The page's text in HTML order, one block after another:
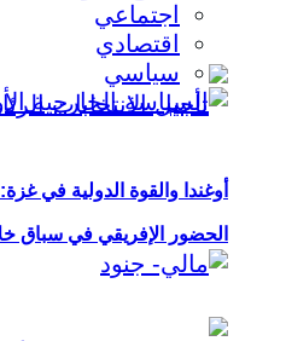
الحضور الإفريقي في سباق
اجتماعي
اقتصادي
سياسي
أوغندا والقوة الدولية في